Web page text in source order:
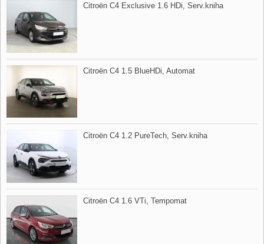
Citroën C4 Exclusive 1.6 HDi,​ Serv.kniha
Citroën C4 1.5 BlueHDi,​ Automat
Citroën C4 1.2 PureTech,​ Serv.kniha
Citroën C4 1.6 VTi,​ Tempomat